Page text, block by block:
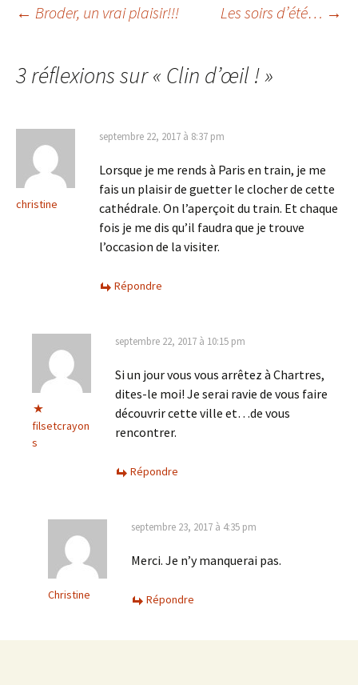
Navigation
des
articles
← Broder, un vrai plaisir!!! Les soirs d’été… →
3 réflexions sur « Clin d’œil !»
christine
septembre 22, 2017 à 8:37 pm
Lorsque je me rends à Paris en train, je me
fais un plaisir de guetter le clocher de cette
cathédrale. On l’aperçoit du train. Et chaque
fois je me dis qu’il faudra que je trouve
l’occasion de la visiter.
Répondre
filsetcrayon
s
septembre 22, 2017 à 10:15 pm
Si un jour vous vous arrêtez à Chartres,
dites-le moi! Je serai ravie de vous faire
découvrir cette ville et…de vous
rencontrer.
Répondre
Christine
septembre 23, 2017 à 4:35 pm
Merci. Je n’y manquerai pas.
Répondre